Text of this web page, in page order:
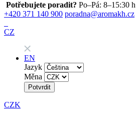
Potřebujete poradit? Po–Pá: 8–15:30 h
+420 371 140 900 poradna@aromakh.cz
CZ
EN
Jazyk
Měna
Potvrdit
CZK